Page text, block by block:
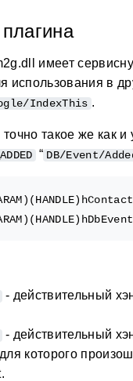
имеет
использования в
IndexThis .
такое же как и
“ DB/Event/
- действительный
- действительный
для которого